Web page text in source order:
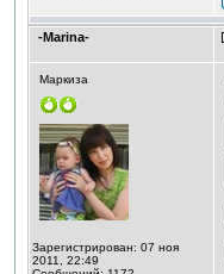
-Marina-
Маркиза
Зарегистрирован: 07 ноя
2011, 22:49